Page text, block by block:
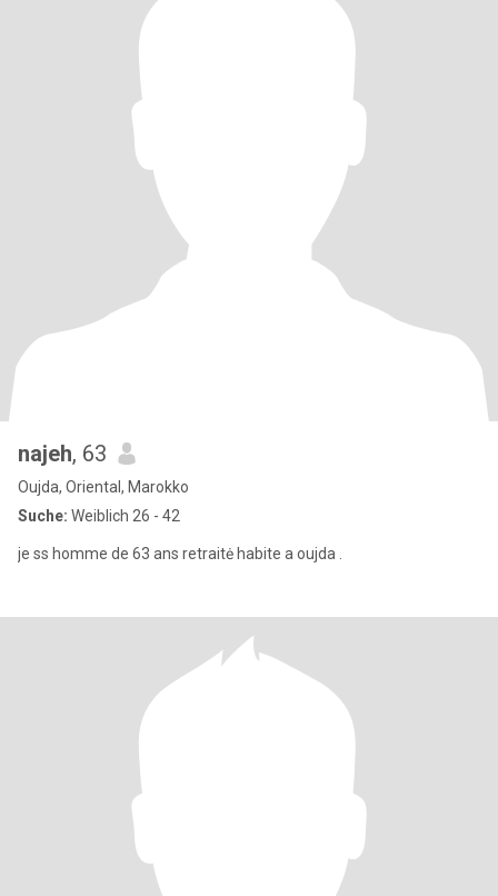
najeh, 63
Oujda, Oriental, Marokko
Suche: Weiblich 26 - 42
je ss homme de 63 ans retraitė habite a oujda .